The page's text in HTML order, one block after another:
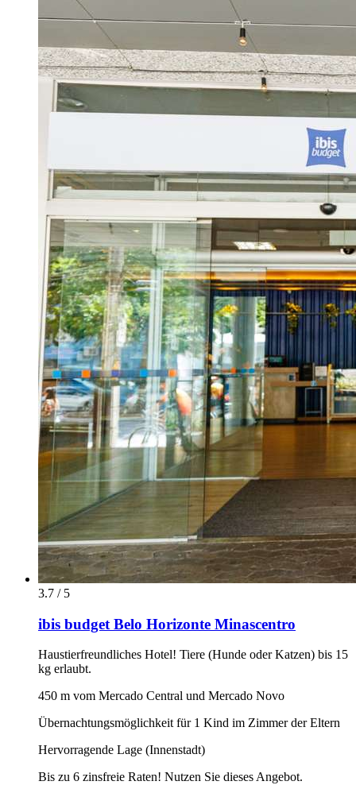
3.7 / 5
ibis budget Belo Horizonte Minascentro
Haustierfreundliches Hotel! Tiere (Hunde oder Katzen) bis 15
kg erlaubt.
450 m vom Mercado Central und Mercado Novo
Übernachtungsmöglichkeit für 1 Kind im Zimmer der Eltern
Hervorragende Lage (Innenstadt)
Bis zu 6 zinsfreie Raten! Nutzen Sie dieses Angebot.